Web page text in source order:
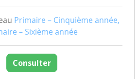
Primaire – Cinquième année,
– Sixième année
Consulter